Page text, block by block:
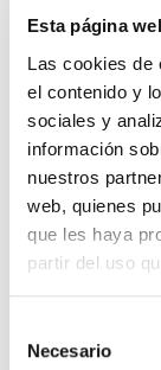
Esta página
Las cookies de
el contenido y
sociales y
información
nuestros
web, quienes
que les haya
partir del uso
de cookies
Necesario